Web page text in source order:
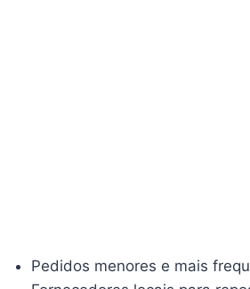
Pedidos menores e mais